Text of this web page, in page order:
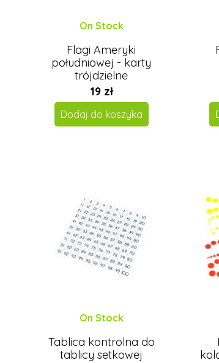
On Stock
Flagi Ameryki
południowej - karty
trójdzielne
19 zł
Dodaj do koszyka
On Stock
Tablica kontrolna do
tablicy setkowej